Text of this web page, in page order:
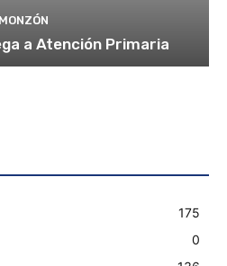
MONZÓN
a Atención Primaria
175
0